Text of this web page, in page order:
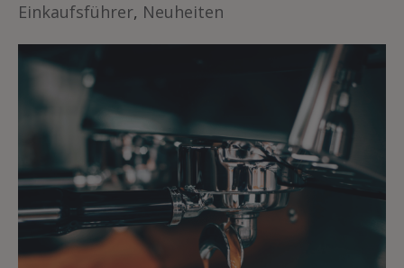
Einkaufsführer, Neuheiten